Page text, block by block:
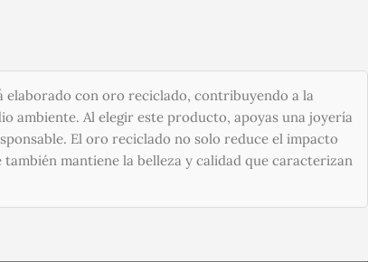
elaborado con oro reciclado, contribuyendo a la
ambiente. Al elegir este producto, apoyas una joyería
El oro reciclado no solo reduce el impacto
también mantiene la belleza y calidad que caracterizan